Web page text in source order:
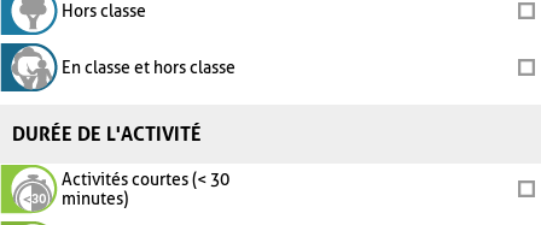
Hors classe
En classe et hors classe
DURÉE DE L'ACTIVITÉ
Activités courtes (< 30
minutes)